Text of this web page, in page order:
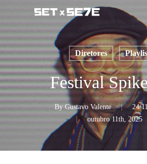
to
main
content
Diretores
Festival
By Gustavo Valente
24/
outubro 11th, 2025